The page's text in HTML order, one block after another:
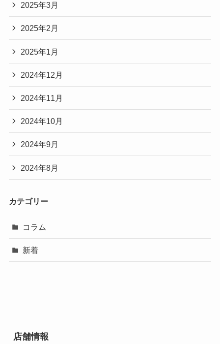
2025年3月
2025年2月
2025年1月
2024年12月
2024年11月
2024年10月
2024年9月
2024年8月
カテゴリー
コラム
新着
店舗情報